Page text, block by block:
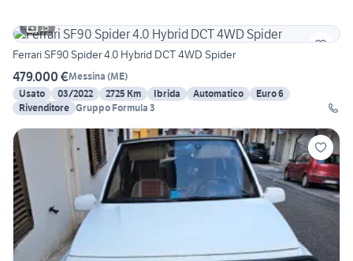
15
Ferrari SF90 Spider 4.0 Hybrid DCT 4WD Spider
479.000 €Messina (ME)
Usato
03/2022 2725 Km Ibrida Automatico
Euro 6
Rivenditore Gruppo Formula 3